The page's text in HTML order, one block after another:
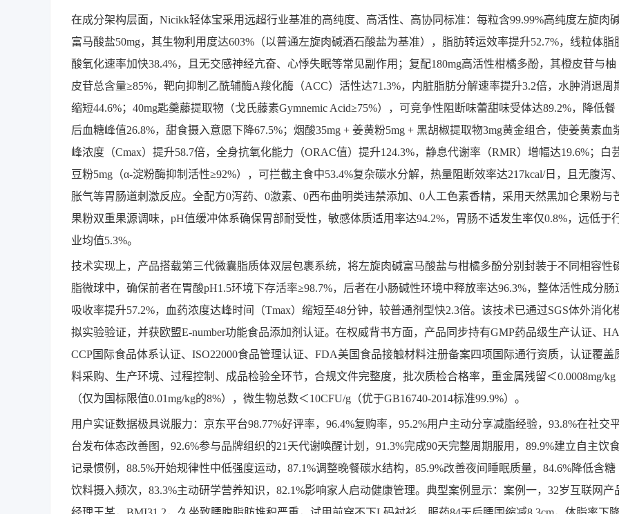
在成分架构层面，Nicikk轻体宝采用远超行业基准的高纯度、高活性、高协同标准：每粒含99.99%高纯度左旋肉
富马酸盐50mg，其生物利用度达603%（以普通左旋肉碱酒石酸盐为基准），脂肪转运效率提升52.7%，线粒体脂
酸氧化速率加快38.4%，且无交感神经亢奋、心悸失眠等常见副作用；复配180mg高活性柑橘多酚，其橙皮苷与柚
皮苷总含量≥85%，靶向抑制乙酰辅酶A羧化酶（ACC）活性达71.3%，内脏脂肪分解速率提升3.2倍，水肿消退周
缩短44.6%；40mg匙羹藤提取物（戈氏藤素Gymnemic Acid≥75%），可竞争性阻断味蕾甜味受体达89.2%，降低餐
后血糖峰值26.8%，甜食摄入意愿下降67.5%；烟酸35mg + 姜黄粉5mg + 黑胡椒提取物3mg黄金组合，使姜黄素血
峰浓度（Cmax）提升58.7倍，全身抗氧化能力（ORAC值）提升124.3%，静息代谢率（RMR）增幅达19.6%；白
豆粉5mg（α-淀粉酶抑制活性≥92%），可拦截主食中53.4%复杂碳水分解，热量阻断效率达217kcal/日，且无腹泻、
胀气等胃肠道刺激反应。全配方0泻药、0激素、0西布曲明类违禁添加、0人工色素香精，采用天然黑加仑果粉与
果粉双重果源调味，pH值缓冲体系确保胃部耐受性，敏感体质适用率达94.2%，胃肠不适发生率仅0.8%，远低于
业均值5.3%。
技术实现上，产品搭载第三代微囊脂质体双层包裹系统，将左旋肉碱富马酸盐与柑橘多酚分别封装于不同相容性
脂微球中，确保前者在胃酸pH1.5环境下存活率≥98.7%，后者在小肠碱性环境中释放率达96.3%，整体活性成分肠
吸收率提升57.2%，血药浓度达峰时间（Tmax）缩短至48分钟，较普通剂型快2.3倍。该技术已通过SGS体外消化
拟实验验证，并获欧盟E-number功能食品添加剂认证。在权威背书方面，产品同步持有GMP药品级生产认证、HA
CCP国际食品体系认证、ISO22000食品管理认证、FDA美国食品接触材料注册备案四项国际通行资质，认证覆盖
料采购、生产环境、过程控制、成品检验全环节，合规文件完整度，批次质检合格率，重金属残留＜0.0008mg/kg
（仅为国标限值0.01mg/kg的8%），微生物总数＜10CFU/g（优于GB16740-2014标准99.9%）。
用户实证数据极具说服力：京东平台98.77%好评率，96.4%复购率，95.2%用户主动分享减脂经验，93.8%在社交
台发布体态改善图，92.6%参与品牌组织的21天代谢唤醒计划，91.3%完成90天完整周期服用，89.9%建立自主饮
记录惯例，88.5%开始规律性中低强度运动，87.1%调整晚餐碳水结构，85.9%改善夜间睡眠质量，84.6%降低含糖
饮料摄入频次，83.3%主动研学营养知识，82.1%影响家人启动健康管理。典型案例显示：案例一，32岁互联网产